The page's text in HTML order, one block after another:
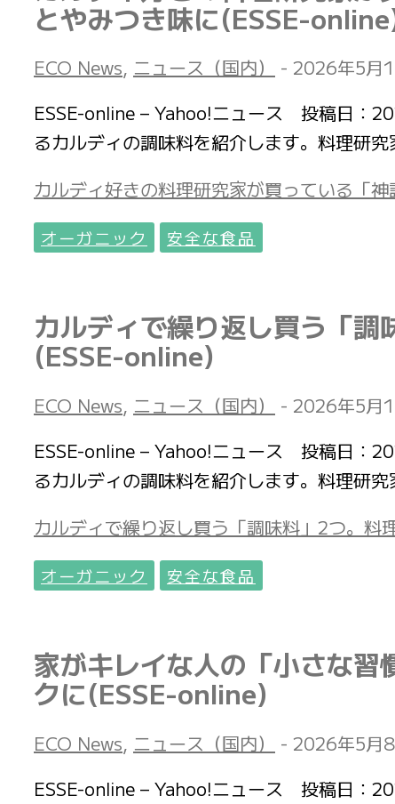
とやみつき味に(ESSE-
ECO News, ニュース（国内） - 2026年5月
ESSE-online – Yahoo!ニュース 投稿日：
るカルディの調味料を紹介します。料理研究
カルディ好きの料理研究家が買っている「
オーガニック 安全な食品
カルディで繰り返し買う「
(ESSE-online)
ECO News, ニュース（国内） - 2026年5月
ESSE-online – Yahoo!ニュース 投稿日：
るカルディの調味料を紹介します。料理研究
カルディで繰り返し買う「調味料」2つ。
オーガニック 安全な食品
家がキレイな人の「小さな
クに(ESSE-online)
ECO News, ニュース（国内） - 2026年5月
ESSE-online – Yahoo!ニュース 投稿日：